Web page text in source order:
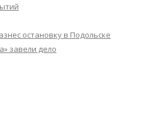
остановку в Подольске
завели дело